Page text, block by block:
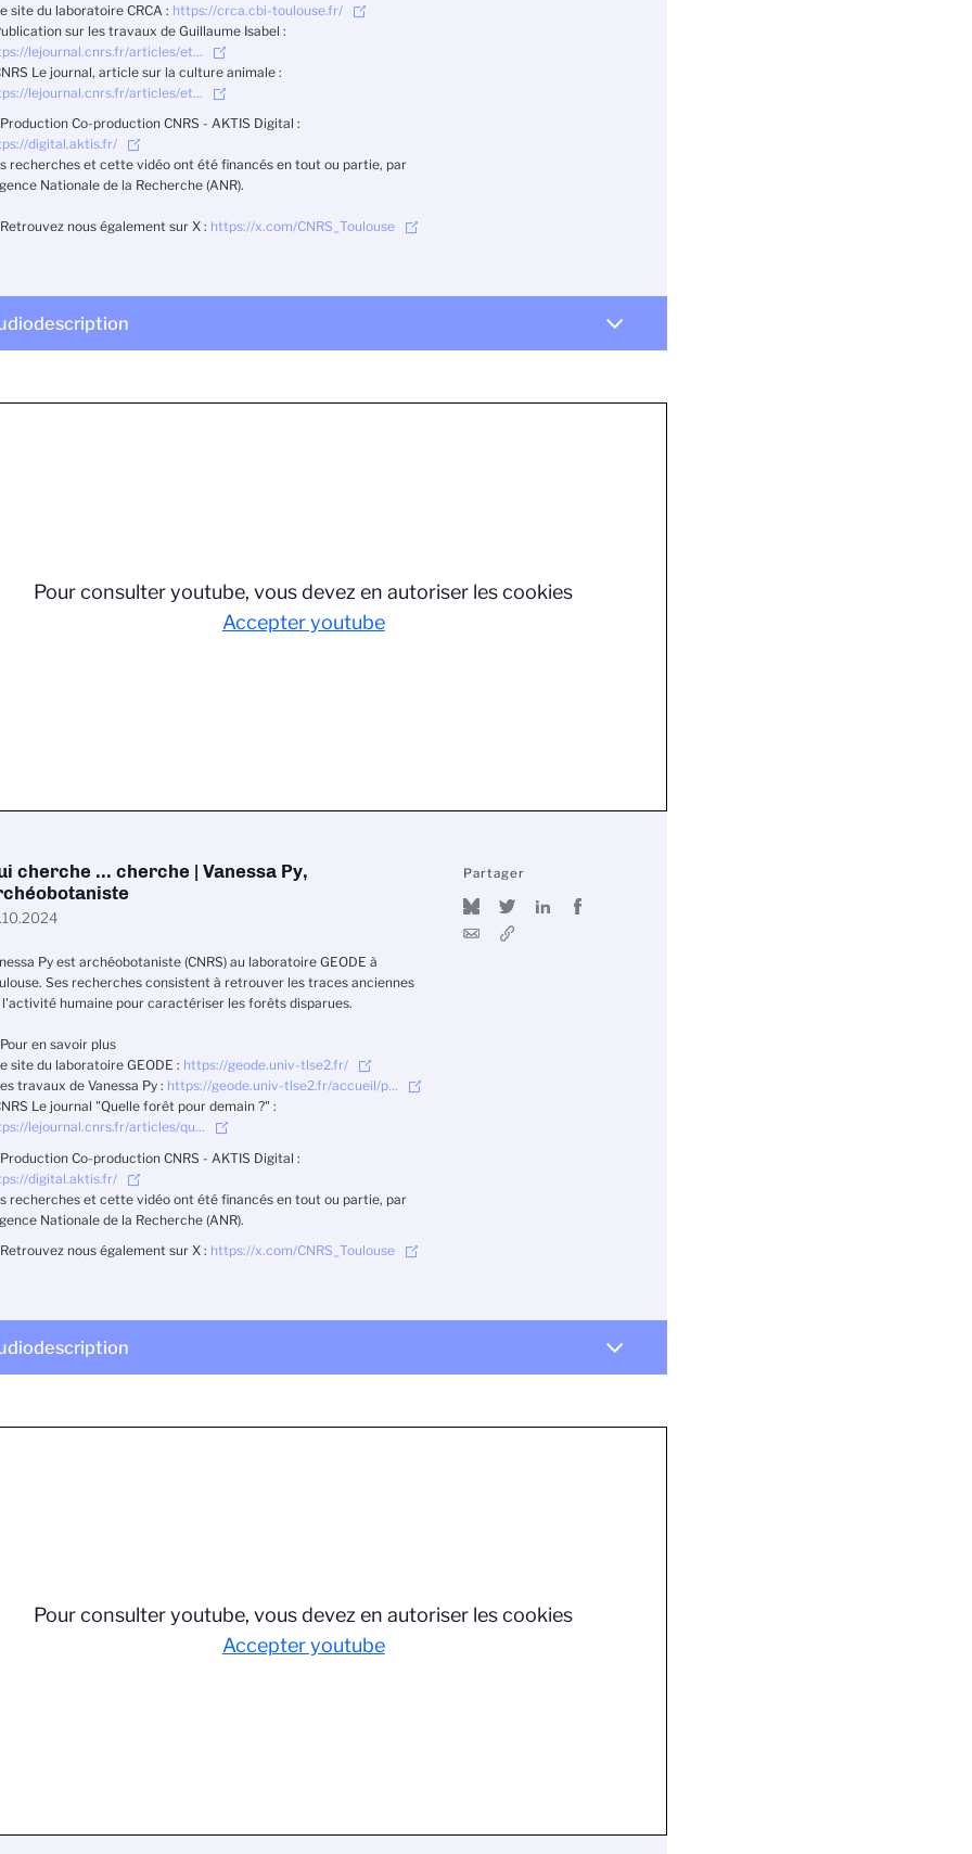
site du laboratoire CRCA : https://crca.cbi-toulouse.fr/
sur les travaux de Guillaume Isabel :
lejournal.cnrs.fr/articles/et...
Le journal, article sur la culture animale :
lejournal.cnrs.fr/articles/et...
Co-production CNRS - AKTIS Digital :
digital.aktis.fr/
recherches et cette vidéo ont été financés en tout ou partie, par
Nationale de la Recherche (ANR).
nous également sur X : https://x.com/CNRS_Toulouse
Pour consulter youtube, vous devez en autoriser les cookies
Accepter youtube
cherche ... cherche | Vanessa Py,
Py est archéobotaniste (CNRS) au laboratoire GEODE à
Ses recherches consistent à retrouver les traces anciennes
l'activité humaine pour caractériser les forêts disparues.
en savoir plus
site du laboratoire GEODE : https://geode.univ-tlse2.fr/
travaux de Vanessa Py : https://geode.univ-tlse2.fr/accueil/p...
Le journal "Quelle forêt pour demain ?" :
lejournal.cnrs.fr/articles/qu...
Co-production CNRS - AKTIS Digital :
digital.aktis.fr/
recherches et cette vidéo ont été financés en tout ou partie, par
Nationale de la Recherche (ANR).
nous également sur X : https://x.com/CNRS_Toulouse
Partager
Pour consulter youtube, vous devez en autoriser les cookies
Accepter youtube